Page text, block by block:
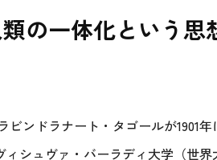
の一体化という思
ンドラナート・タゴールが1901年
シュヴァ・バーラディ大学（世界